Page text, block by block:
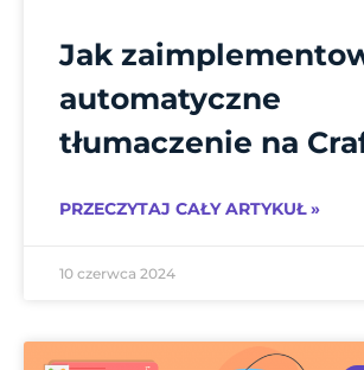
Jak
automatyczne
tłumaczenie na
PRZECZYTAJ CAŁY ARTYKUŁ »
10 czerwca 2024